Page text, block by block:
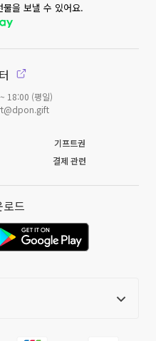
물을 보낼 수 있어요.
18:00 (평일)
기프트권
결제 관련
로드